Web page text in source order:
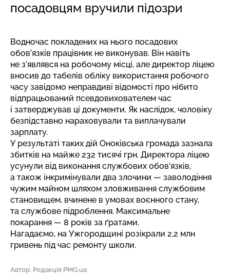
посадовцям вручили підозри
Водночас покладених на нього посадових
обов’язків працівник не виконував. Він навіть
не з’являвся на робочому місці, але директор ліцею
вносив до табелів обліку використання робочого
часу завідомо неправдиві відомості про нібито
відпрацьований псевдовихователем час
і затверджував ці документи. Як наслідок, чоловіку
безпідставно нараховували та виплачували
зарплату.
У результаті таких дій Оноківська громада зазнала
збитків на майже 232 тисячі грн. Директора ліцею
усунули від виконання службових обов’язків,
а також інкримінували два злочини — заволодіння
чужим майном шляхом зловживання службовим
становищем, вчинене в умовах воєнного стану,
та службове підроблення. Максимальне
покарання — 8 років за ґратами.
Нагадаємо, на Ужгородщині розікрали 2,2 млн
гривень під час ремонту школи.
Автор: Редакція PMG.ua